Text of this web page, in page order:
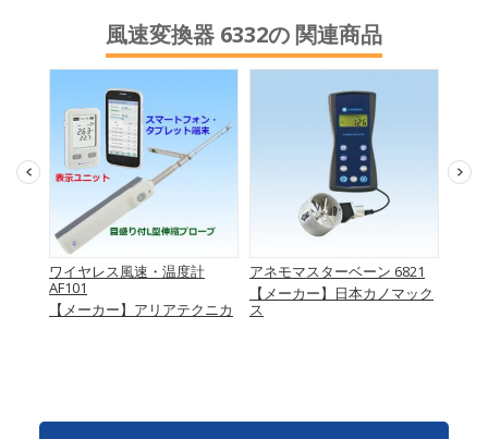
風速変換器 6332の 関連商品
ワイヤレス風速・温度計
AF101
【メーカー】アリアテクニカ
アネモマスターベーン 6821
【メーカー】日本カノマック
ス